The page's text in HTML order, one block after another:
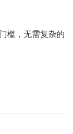
槛，无需复杂的